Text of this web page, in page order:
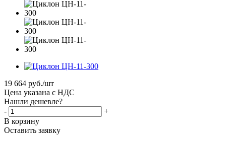
19 664 руб./шт
Цена указана с НДС
Нашли дешевле?
-
+
В корзину
Оставить заявку